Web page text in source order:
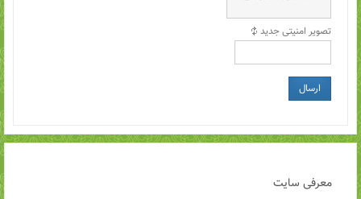
تصویر امنیتی جدید
ارسال
معرفی سایت